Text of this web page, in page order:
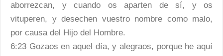
aborrezcan, y cuando os aparten de sí, y os
vituperen, y desechen vuestro nombre como malo,
por causa del Hijo del Hombre.
6:23 Gozaos en aquel día, y alegraos, porque he aquí